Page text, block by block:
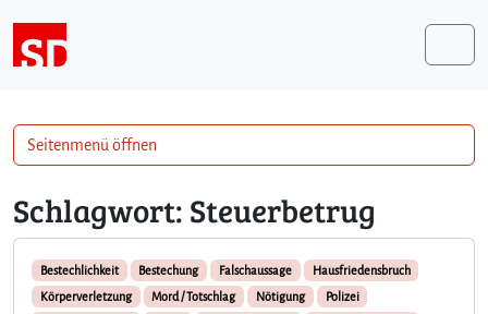
Schlagwort: Steuerbetrug
Bestechlichkeit Bestechung Falschaussage
Hausfriedensbruch
Körperverletzung
Mord / Totschlag Nötigung
Polizei
Seitenmenü öffnen